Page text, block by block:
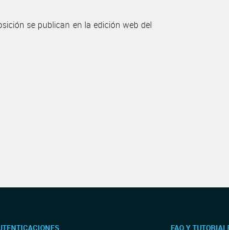
se publican en la edición web del
FAQ Y